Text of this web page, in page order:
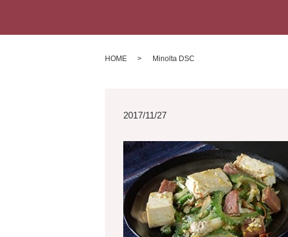
HOME Minolta DSC
2017/11/27